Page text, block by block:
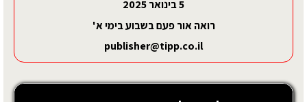
5 בינואר 2025
רואה אור פעם בשבוע בימי א'
publisher@tipp.co.il